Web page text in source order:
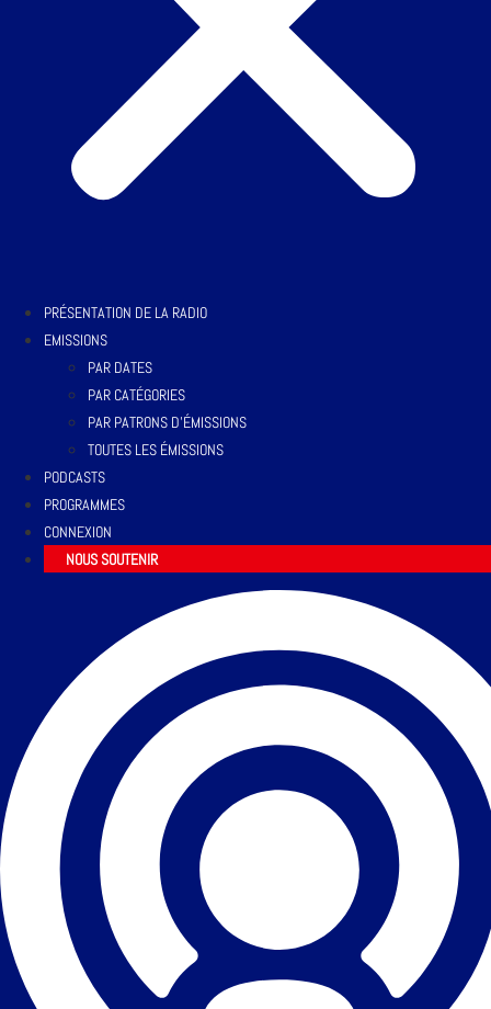
PRÉSENTATION DE LA RADIO
EMISSIONS
PAR DATES
PAR CATÉGORIES
PAR PATRONS D’ÉMISSIONS
TOUTES LES ÉMISSIONS
PODCASTS
PROGRAMMES
CONNEXION
NOUS SOUTENIR